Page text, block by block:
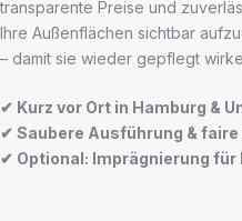
transparente Preise und
Ihre Außenflächen sichtbar
– damit sie wieder gepflegt
✔ Kurz vor Ort in Hamburg &
✔ Saubere Ausführung &
✔ Optional: Imprägnierung für